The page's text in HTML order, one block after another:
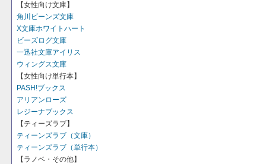
【女性向け文庫】
角川ビーンズ文庫
X文庫ホワイトハート
ビーズログ文庫
一迅社文庫アイリス
ウィングス文庫
【女性向け単行本】
PASH!ブックス
アリアンローズ
レジーナブックス
【ティーズラブ】
ティーンズラブ（文庫）
ティーンズラブ（単行本）
【ラノベ・その他】